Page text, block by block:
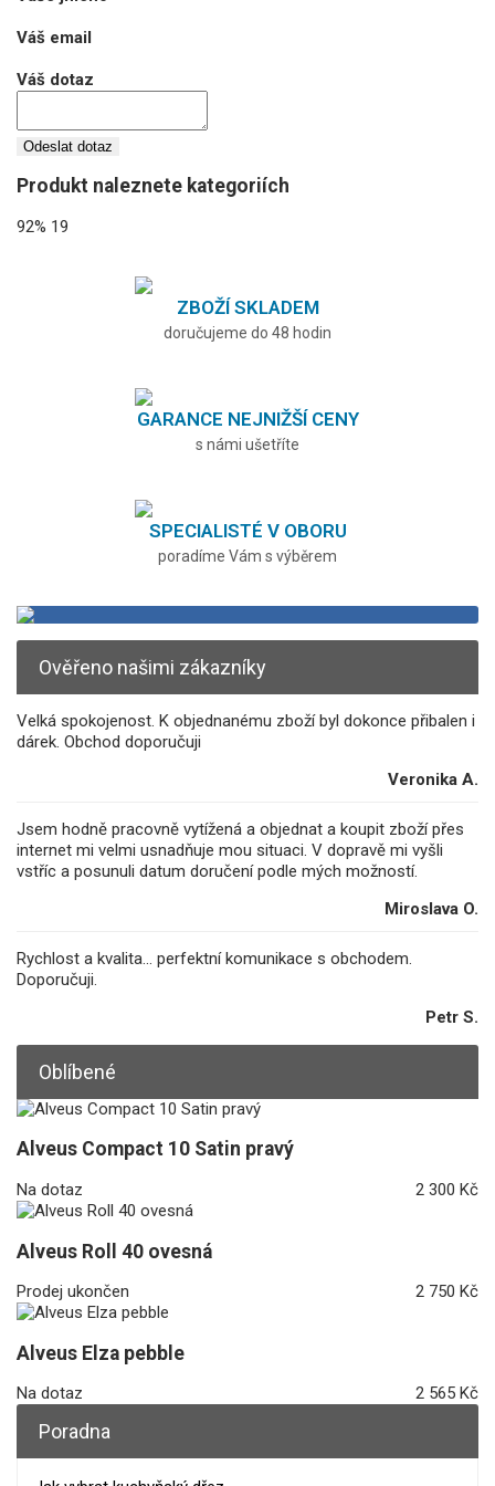
Váš email
Váš dotaz
Odeslat dotaz
Produkt naleznete kategoriích
92% 19
ZBOŽÍ SKLADEM
doručujeme do 48 hodin
GARANCE NEJNIŽŠÍ CENY
s námi ušetříte
SPECIALISTÉ V OBORU
poradíme Vám s výběrem
Ověřeno našimi zákazníky
Velká spokojenost. K objednanému zboží byl dokonce přibalen i
dárek. Obchod doporučuji
Veronika A.
Jsem hodně pracovně vytížená a objednat a koupit zboží přes
internet mi velmi usnadňuje mou situaci. V dopravě mi vyšli
vstříc a posunuli datum doručení podle mých možností.
Miroslava O.
Rychlost a kvalita... perfektní komunikace s obchodem.
Doporučuji.
Petr S.
Oblíbené
Alveus Compact 10 Satin pravý
Na dotaz 2 300 Kč
Alveus Roll 40 ovesná
Prodej ukončen 2 750 Kč
Alveus Elza pebble
Na dotaz 2 565 Kč
Poradna